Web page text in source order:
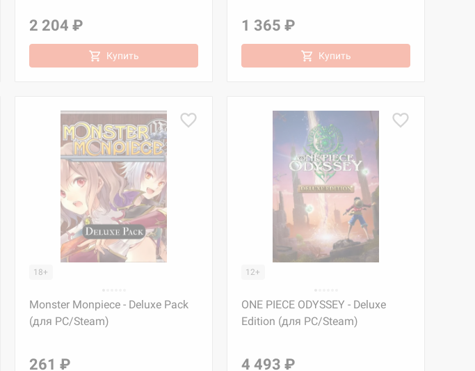
2 204 ₽
Купить
1 365 ₽
Купить
18+
Monster Monpiece - Deluxe Pack
(для PC/Steam)
261 ₽
12+
ONE PIECE ODYSSEY - Deluxe
Edition (для PC/Steam)
4 493 ₽